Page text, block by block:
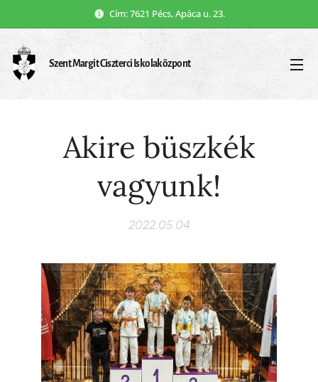
Cím: 7621 Pécs, Apáca u. 23.
Szent Margit Ciszterci Iskolaközpont
Akire büszkék
vagyunk!
2022.05.04